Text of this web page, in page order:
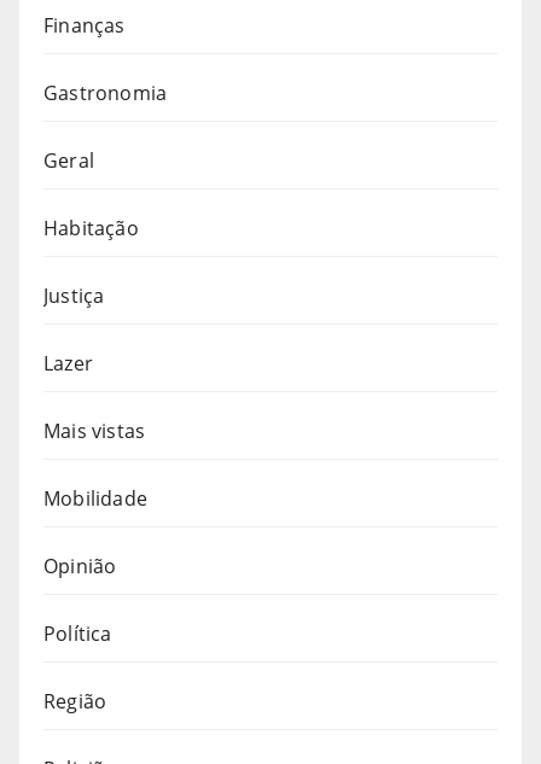
Finanças
Gastronomia
Geral
Habitação
Justiça
Lazer
Mais vistas
Mobilidade
Opinião
Política
Região